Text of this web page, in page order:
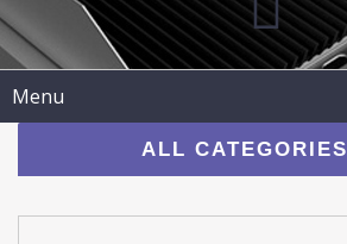
Menu
ALL CATEGORIES